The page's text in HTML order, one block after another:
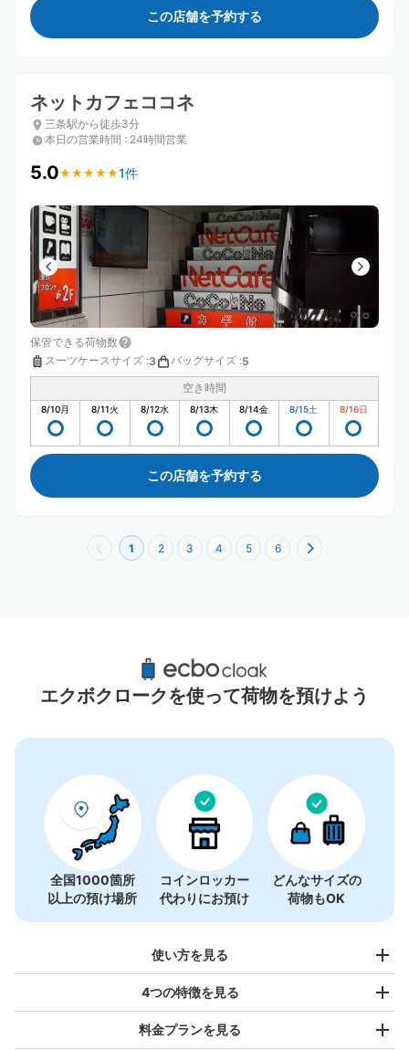
この店舗を予約する
ネットカフェココネ
三条駅から徒歩3分
本日の営業時間 : 24時間営業
5.0★ ★ ★ ★ ★
★ ★ ★ ★ ★1件
保管できる荷物数
スーツケースサイズ :3 バッグサイズ :5
空き時間
8/10月 8/11火 8/12水 8/13木 8/14金 8/15土 8/16日
この店舗を予約する
1 2 3 4 5 6
京都河原町駅周辺のおすすめコインロッカー
29件
エクボクロークを使って荷物を預けよう
全国1000箇所
以上の預け場所
コインロッカー
代わりにお預け
どんなサイズの
荷物もOK
使い方を見る
4つの特徴を見る
料金プランを見る